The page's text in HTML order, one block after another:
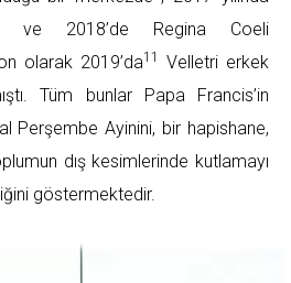
ve 2018’de Regina Coeli
olarak 2019’da11
Velletri erkek
Tüm bunlar Papa Francis’in
Perşembe Ayinini, bir hapishane,
dış kesimlerinde kutlamayı
göstermektedir.